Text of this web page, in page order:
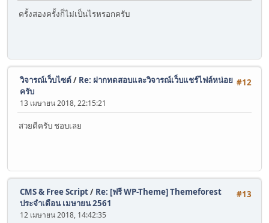
ครั้งสองครั้งก็ไม่เป็นไรหรอกครับ
#12
วิจารณ์เว็บไซต์/ Re: ฝากทดสอบและวิจารณ์เว็บแชร์ไฟล์หน่อย
ครับ
13 เมษายน 2018, 22:15:21
สวยดีครับ ชอบเลย
#13
CMS & Free Script/ Re: [ฟรี WP-Theme] Themeforest
ประจำเดือน เมษายน 2561
12 เมษายน 2018, 14:42:35